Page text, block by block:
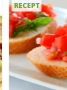
RECEPT